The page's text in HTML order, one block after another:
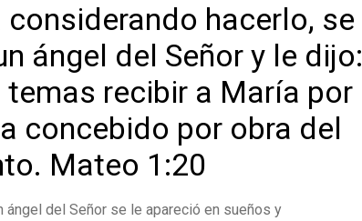
hacerlo, se
ángel del Señor y le dijo:
recibir a María por
concebido por obra del
Mateo 1:20